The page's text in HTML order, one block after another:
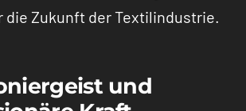
die Zukunft der Textilindustrie.
und